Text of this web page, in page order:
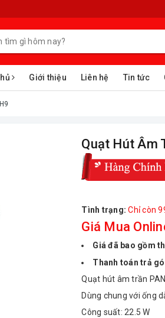
Giới thiệu Liên hệ Tin tức
Quạt Hút Âm
Tình trạng: Chỉ còn
Giá Mua
Giá đã bao gồm
Thanh toán trả
Quạt hút âm trần
Dùng chung với ống
Công suất: 22.5 W